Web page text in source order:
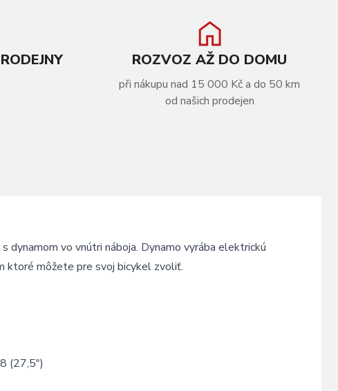
ROZVOZ AŽ DO DOMU
při nákupu nad 15 000 Kč a do 50 km
od našich prodejen
vo vnútri náboja. Dynamo vyrába elektrickú
ktoré môžete pre svoj bicykel zvoliť.
(27,5")